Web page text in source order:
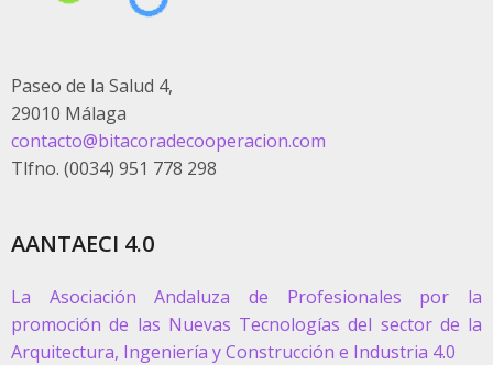
Paseo de la Salud 4,
29010 Málaga
contacto@bitacoradecooperacion.com
Tlfno. (0034) 951 778 298
AANTAECI 4.0
La Asociación Andaluza de Profesionales por la
promoción de las Nuevas Tecnologías del sector de la
Arquitectura, Ingeniería y Construcción e Industria 4.0